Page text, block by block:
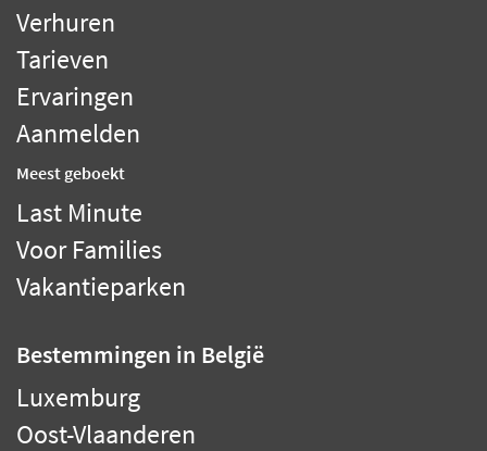
Verhuren
Tarieven
Ervaringen
Aanmelden
Meest geboekt
Last Minute
Voor Families
Vakantieparken
Bestemmingen in België
Luxemburg
Oost-Vlaanderen